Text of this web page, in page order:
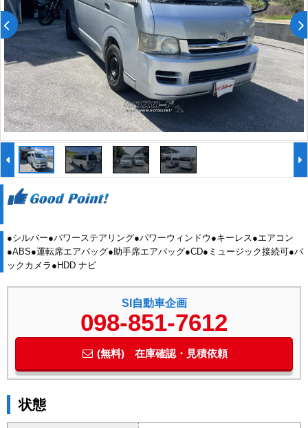
●シルバー●パワーステアリング●パワーウィンドウ●キーレス●エアコン
●ABS●運転席エアバッグ●助手席エアバッグ●CD●ミュージック接続可●バ
ックカメラ●HDD ナビ
SI自動車企画
098-851-7612
(無料) 在庫確認・見積依頼
状態